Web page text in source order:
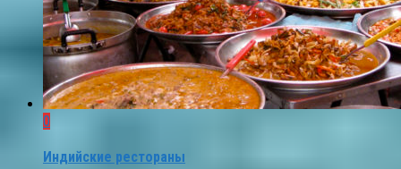
0
Индийские рестораны